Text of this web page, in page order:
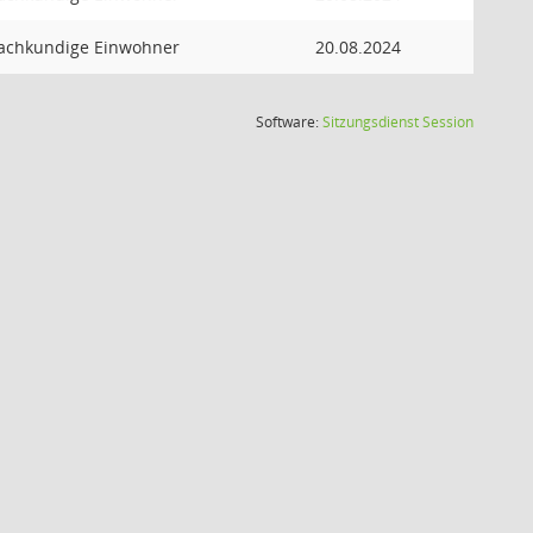
Einwohner 20.08.2024
Software:SitzungsdienstSession(Wird in